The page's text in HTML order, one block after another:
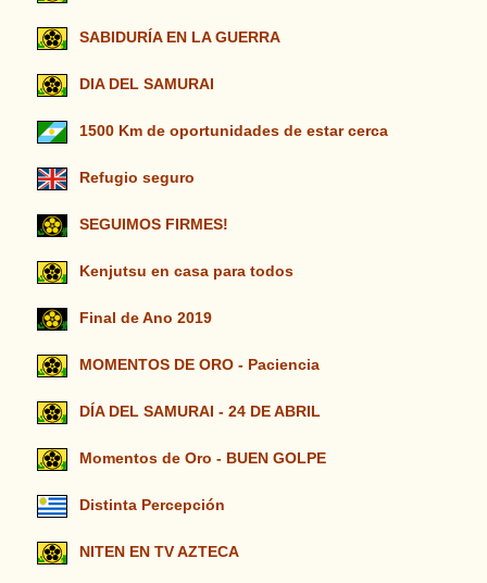
SABIDURÍA EN LA GUERRA
DIA DEL SAMURAI
1500 Km de oportunidades de estar cerca
Refugio seguro
SEGUIMOS FIRMES!
Kenjutsu en casa para todos
Final de Ano 2019
MOMENTOS DE ORO - Paciencia
DÍA DEL SAMURAI - 24 DE ABRIL
Momentos de Oro - BUEN GOLPE
Distinta Percepción
NITEN EN TV AZTECA